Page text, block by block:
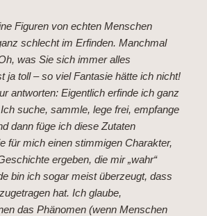
Figuren von echten Menschen
schlecht im Erfinden. Manchmal
was Sie sich immer alles
ja toll – so viel Fantasie hätte ich nicht!
antworten: Eigentlich erfinde ich ganz
suche, sammle, lege frei, empfange
dann füge ich diese Zutaten
für mich einen stimmigen Charakter,
ergeben, die mir „wahr“
bin ich sogar meist überzeugt, dass
hat. Ich glaube,
das Phänomen (wenn Menschen